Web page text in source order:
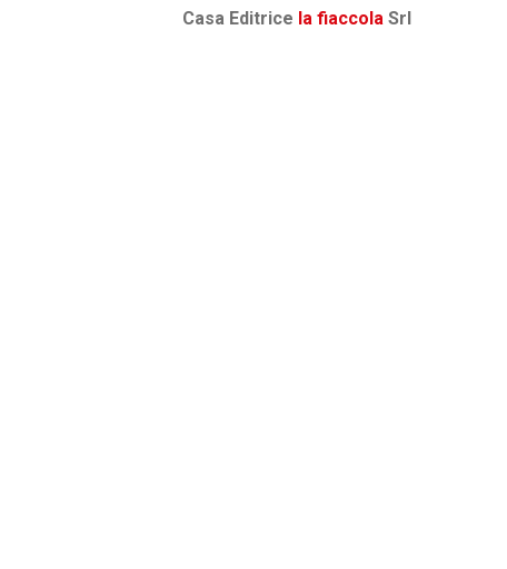
Casa Editrice la fiaccola Srl